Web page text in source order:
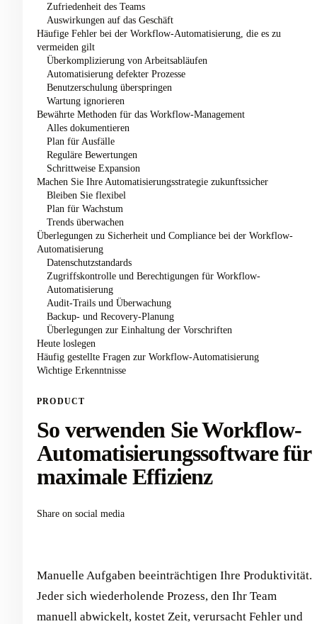
Zufriedenheit des Teams
Auswirkungen auf das Geschäft
Häufige Fehler bei der Workflow-Automatisierung, die es zu
vermeiden gilt
Überkomplizierung von Arbeitsabläufen
Automatisierung defekter Prozesse
Benutzerschulung überspringen
Wartung ignorieren
Bewährte Methoden für das Workflow-Management
Alles dokumentieren
Plan für Ausfälle
Reguläre Bewertungen
Schrittweise Expansion
Machen Sie Ihre Automatisierungsstrategie zukunftssicher
Bleiben Sie flexibel
Plan für Wachstum
Trends überwachen
Überlegungen zu Sicherheit und Compliance bei der Workflow-
Automatisierung
Datenschutzstandards
Zugriffskontrolle und Berechtigungen für Workflow-
Automatisierung
Audit-Trails und Überwachung
Backup- und Recovery-Planung
Überlegungen zur Einhaltung der Vorschriften
Heute loslegen
Häufig gestellte Fragen zur Workflow-Automatisierung
Wichtige Erkenntnisse
PRODUCT
So verwenden Sie Workflow-
Automatisierungssoftware für
maximale Effizienz
Share on social media
Manuelle Aufgaben beeinträchtigen Ihre Produktivität.
Jeder sich wiederholende Prozess, den Ihr Team
manuell abwickelt, kostet Zeit, verursacht Fehler und